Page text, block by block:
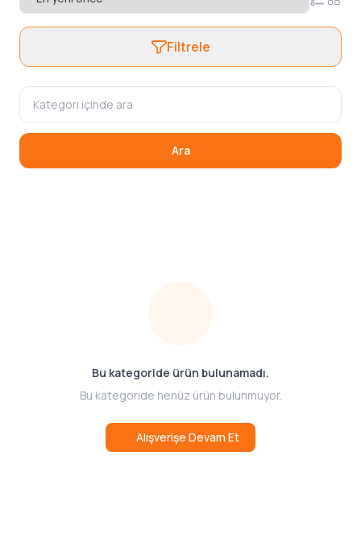
Filtrele
Ara
Bu kategoride ürün bulunamadı.
Bu kategoride henüz ürün bulunmuyor.
Alışverişe Devam Et